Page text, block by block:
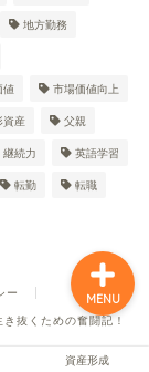
地方勤務
値 市場価値向上
資産 父親
継続力 英語学習
転勤 転職
ー
抜くための奮闘記！
資産形成
MENU
闘記
学習